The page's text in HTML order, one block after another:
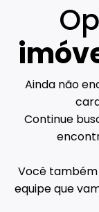
Ainda não
Continue
Você
equipe que